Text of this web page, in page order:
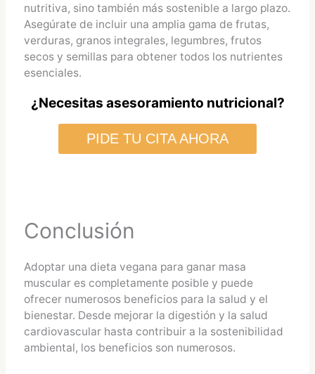
nutritiva, sino también más sostenible a largo plazo.
Asegúrate de incluir una amplia gama de frutas,
verduras, granos integrales, legumbres, frutos
secos y semillas para obtener todos los nutrientes
esenciales.
¿Necesitas asesoramiento nutricional?
PIDE TU CITA AHORA
Conclusión
Adoptar una dieta vegana para ganar masa
muscular es completamente posible y puede
ofrecer numerosos beneficios para la salud y el
bienestar. Desde mejorar la digestión y la salud
cardiovascular hasta contribuir a la sostenibilidad
ambiental, los beneficios son numerosos.